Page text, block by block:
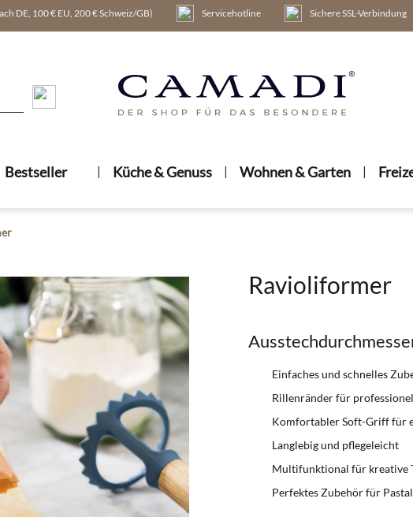
DE, 100 € EU, 200 € Schweiz/GB) Servicehotline Sichere SSL-Verbindung
Bestseller | Küche & Genuss | Wohnen & Garten |
Ravioliformer
Einfaches und schnelles
Rillenränder für
Komfortabler Soft-Griff für
Langlebig und pflegeleicht
Multifunktional für kreative
Perfektes Zubehör für